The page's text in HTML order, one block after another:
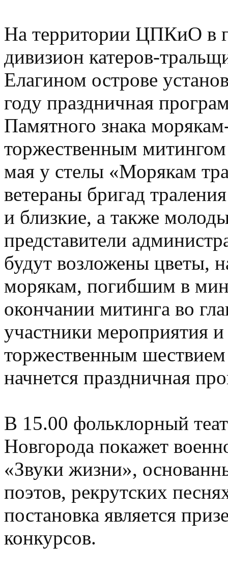
На территории ЦПКиО в
дивизион катеров-
Елагином острове
году праздничная
Памятного знака
торжественным
мая у стелы «Морякам
ветераны бригад
и близкие, а также
представители
будут возложены цветы,
морякам, погибшим в
окончании митинга во
участники мероприятия
торжественным шествием
начнется праздничная
В 15.00 фольклорный
Новгорода покажет
«Звуки жизни»,
поэтов, рекрутских
постановка является
конкурсов.